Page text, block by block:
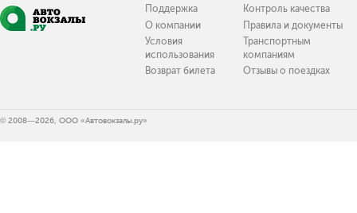
Поддержка
О компании
Условия
использования
Возврат билета
Контроль качества
Правила и документы
Транспортным
компаниям
Отзывы о поездках
© 2008—2026, ООО «Автовокзалы.ру»